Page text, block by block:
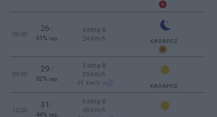
06:00
26
51% υγρ.
4 Μπφ B
24 Km/h
ΚΑΘΑΡΟΣ
09:00
29
52% υγρ.
5 Μπφ B
35 Km/h
55 km/h ΚΑΘΑΡΟΣ
12:00
31
44% υγρ.
6 Μπφ B
45 Km/h